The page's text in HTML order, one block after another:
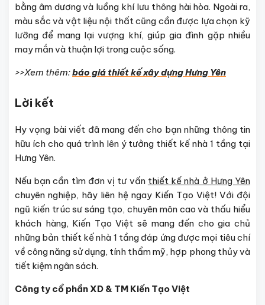
bằng âm dương và luồng khí lưu thông hài hòa. Ngoài ra,
màu sắc và vật liệu nội thất cũng cần được lựa chọn kỹ
lưỡng để mang lại vượng khí, giúp gia đình gặp nhiều
may mắn và thuận lợi trong cuộc sống.
>>Xem thêm:báo giá thiết kế xây dựng Hưng Yên
Lời kết
Hy vọng bài viết đã mang đến cho bạn những thông tin
hữu ích cho quá trình lên ý tưởng thiết kế nhà 1 tầng tại
Hưng Yên.
Nếu bạn cần tìm đơn vị tư vấn thiết kế nhà ở Hưng Yên
chuyên nghiệp, hãy liên hệ ngay Kiến Tạo Việt! Với đội
ngũ kiến trúc sư sáng tạo, chuyên môn cao và thấu hiểu
khách hàng, Kiến Tạo Việt sẽ mang đến cho gia chủ
những bản thiết kế nhà 1 tầng đáp ứng được mọi tiêu chí
về công năng sử dụng, tính thẩm mỹ, hợp phong thủy và
tiết kiệm ngân sách.
Công ty cổ phần XD & TM Kiến Tạo Việt